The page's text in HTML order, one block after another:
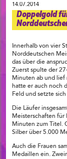
14.07.2014
Doppelgold
Innerhalb von vier
Norddeutschen
das über die
Zuerst spulte der
Minuten ab und lief
hatte er auch noch
Feld und setzte
Die Läufer
Meisterschaften
Minuten zum Titel.
Silber über 5.000
Auch die Frauen
Medaillen ein.